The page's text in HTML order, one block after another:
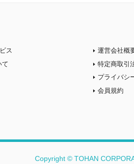
ス
て
運営会社概
特定商取引
プライバシ
会員規約
Copyright © TOHAN